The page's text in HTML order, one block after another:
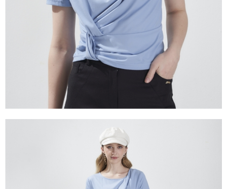
１．透過由恩沛科技股份有限公司提供之「AFTEE先享後付」服務完成之交
易，需依本服務之必要範圍內提供個人資料，並將交易相關給付款項請求債
權轉讓予恩沛科技股份有限公司。
２．關於個人資料處理事宜，請瀏覽以下網址：
https://aftee.tw/terms/#terms3
３．未成年的使用者請事先徵得法定代理人或監護人之同意方可使用
「AFTEE先享後付」，若未經同意申辦者引起之損失，本公司不負相關責
４．使用「AFTEE先享後付」時，將依據個別帳號之用戶狀況，依本公司即
時審查核予不同之上限額度；若仍有額度不足之情形，本公司將視審查結果
請求用戶進行身份認證。
５．嚴禁一人註冊多個帳號或使用他人資訊註冊。若發現惡意使用之情形，